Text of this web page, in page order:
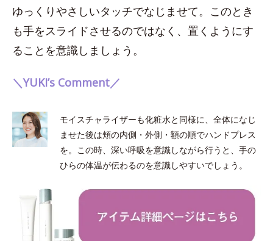
ゆっくりやさしいタッチでなじませて。このとき
も手をスライドさせるのではなく、置くようにす
ることを意識しましょう。
＼YUKI’s Comment／
モイスチャライザーも化粧水と同様に、全体になじ
ませた後は頬の内側・外側・額の順でハンドプレス
を。この時、深い呼吸を意識しながら行うと、手の
ひらの体温が伝わるのを意識しやすいでしょう。